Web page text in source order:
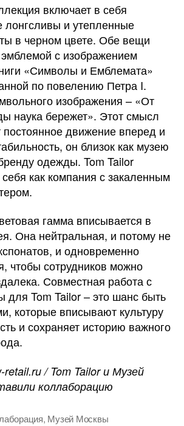
включает в себя
лонгсливы и утепленные
в черном цвете. Обе вещи
с изображением
«Символы и Емблемата»
по повелению Петра I.
изображения – «От
наука бережет». Этот смысл
постоянное движение вперед и
он близок как музею
одежды. Tom Tailor
как компания с закаленным
гамма вписывается в
Она нейтральная, и потому не
и одновременно
чтобы сотрудников можно
Совместная работа с
для Tom Tailor – это шанс быть
которые вписывают культуру
и сохраняет историю важного
/ Tom Tailor и Музей
коллаборацию
, Музей Москвы